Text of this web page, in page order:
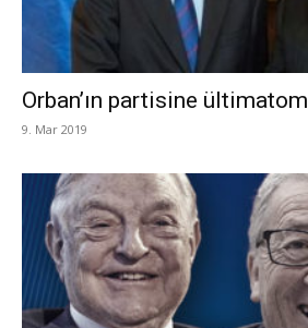
Orban’ın partisine ültimatom
9. Mar 2019